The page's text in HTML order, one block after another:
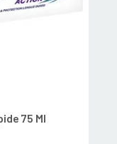
75 Ml